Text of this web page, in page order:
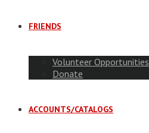
FRIENDS
Volunteer Opportunities
Donate
ACCOUNTS/CATALOGS